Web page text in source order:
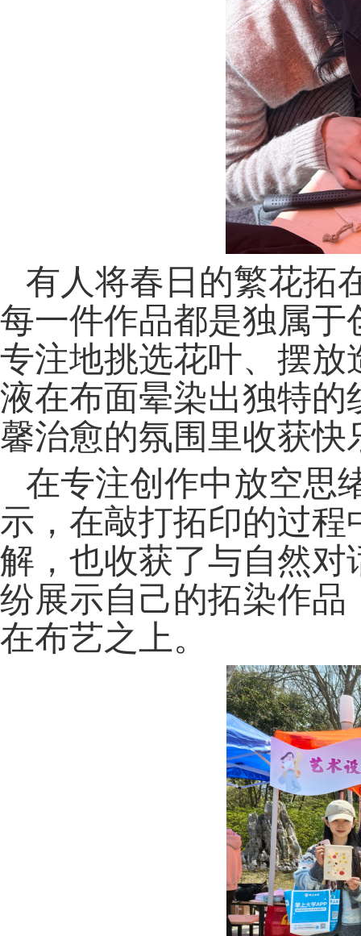
有人将春日的繁花拓
每一件作品都是独属于
专注地挑选花叶、摆
液在布面晕染出独特
馨治愈的氛围里收获
在专注创作中放空思
示，在敲打拓印的过
解，也收获了与自然
纷展示自己的拓染作
在布艺之上。